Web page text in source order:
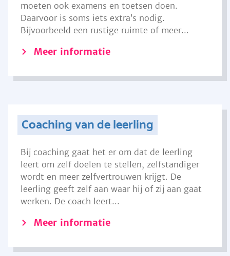
moeten ook examens en toetsen doen.
Daarvoor is soms iets extra’s nodig.
Bijvoorbeeld een rustige ruimte of meer...
Meer informatie
Coaching van de leerling
Bij coaching gaat het er om dat de leerling
leert om zelf doelen te stellen, zelfstandiger
wordt en meer zelfvertrouwen krijgt. De
leerling geeft zelf aan waar hij of zij aan gaat
werken. De coach leert...
Meer informatie